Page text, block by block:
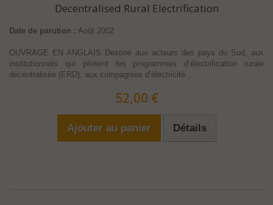
Decentralised Rural Electrification
Date de parution : Août 2002
OUVRAGE EN ANGLAIS Destiné aux acteurs des pays du Sud, aux
institutionnels qui pilotent les programmes d’électrification rurale
décentralisée (ERD), aux compagnies d’électricité...
52,00 €
Ajouter au panier Détails